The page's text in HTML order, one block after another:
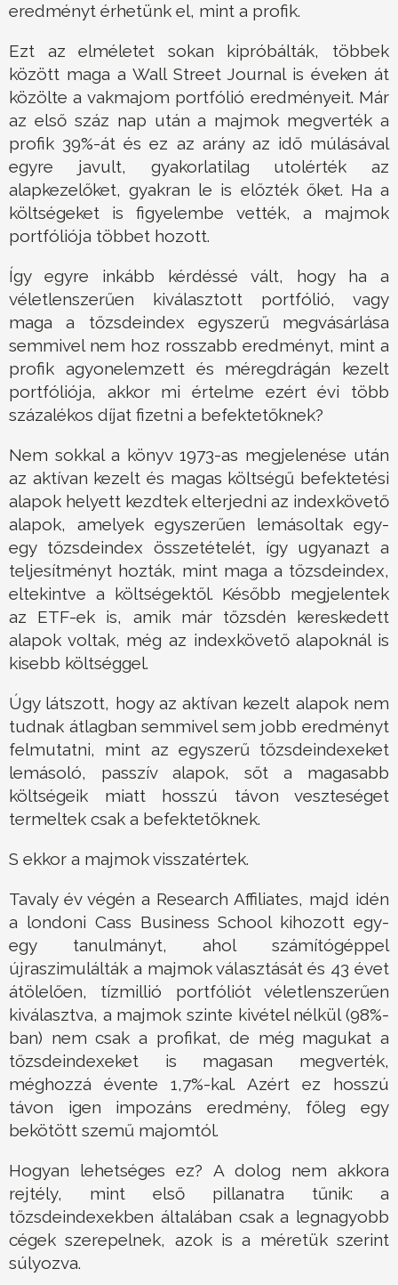
eredményt érhetünk el, mint a profik.
Ezt az elméletet sokan kipróbálták, többek
között maga a Wall Street Journal is éveken át
közölte a vakmajom portfólió eredményeit. Már
az első száz nap után a majmok megverték a
profik 39%-át és ez az arány az idő múlásával
egyre javult, gyakorlatilag utolérték az
alapkezelőket, gyakran le is előzték őket. Ha a
költségeket is figyelembe vették, a majmok
portfóliója többet hozott.
Így egyre inkább kérdéssé vált, hogy ha a
véletlenszerűen kiválasztott portfólió, vagy
maga a tőzsdeindex egyszerű megvásárlása
semmivel nem hoz rosszabb eredményt, mint a
profik agyonelemzett és méregdrágán kezelt
portfóliója, akkor mi értelme ezért évi több
százalékos díjat fizetni a befektetőknek?
Nem sokkal a könyv 1973-as megjelenése után
az aktívan kezelt és magas költségű befektetési
alapok helyett kezdtek elterjedni az indexkövető
alapok, amelyek egyszerűen lemásoltak egy-
egy tőzsdeindex összetételét, így ugyanazt a
teljesítményt hozták, mint maga a tőzsdeindex,
eltekintve a költségektől. Később megjelentek
az ETF-ek is, amik már tőzsdén kereskedett
alapok voltak, még az indexkövető alapoknál is
kisebb költséggel.
Úgy látszott, hogy az aktívan kezelt alapok nem
tudnak átlagban semmivel sem jobb eredményt
felmutatni, mint az egyszerű tőzsdeindexeket
lemásoló, passzív alapok, sőt a magasabb
költségeik miatt hosszú távon veszteséget
termeltek csak a befektetőknek.
S ekkor a majmok visszatértek.
Tavaly év végén a Research Affiliates, majd idén
a londoni Cass Business School kihozott egy-
egy tanulmányt, ahol számítógéppel
újraszimulálták a majmok választását és 43 évet
átölelően, tízmillió portfóliót véletlenszerűen
kiválasztva, a majmok szinte kivétel nélkül (98%-
ban) nem csak a profikat, de még magukat a
tőzsdeindexeket is magasan megverték,
méghozzá évente 1,7%-kal. Azért ez hosszú
távon igen impozáns eredmény, főleg egy
bekötött szemű majomtól.
Hogyan lehetséges ez? A dolog nem akkora
rejtély, mint első pillanatra tűnik: a
tőzsdeindexekben általában csak a legnagyobb
cégek szerepelnek, azok is a méretük szerint
súlyozva.